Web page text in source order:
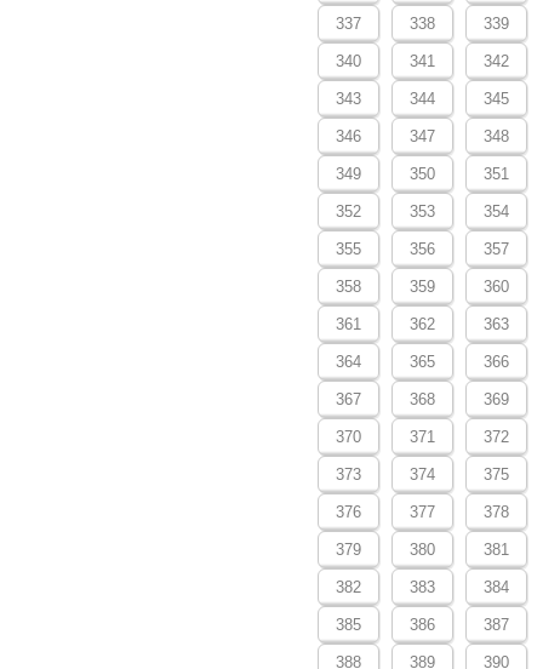
337 338 339
340 341 342
343 344 345
346 347 348
349 350 351
352 353 354
355 356 357
358 359 360
361 362 363
364 365 366
367 368 369
370 371 372
373 374 375
376 377 378
379 380 381
382 383 384
385 386 387
388 389 390